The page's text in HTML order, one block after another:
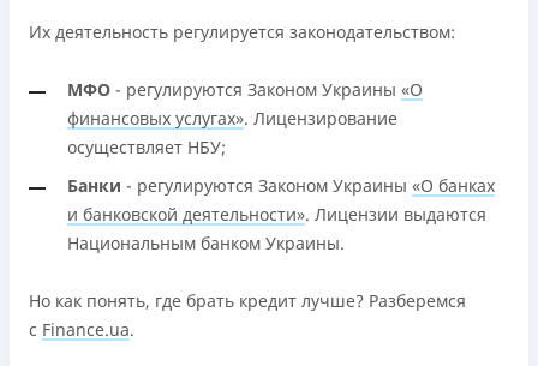
Их деятельность регулируется законодательством:
МФО - регулируются Законом Украины «О
финансовых услугах». Лицензирование
осуществляет НБУ;
Банки - регулируются Законом Украины «О банках
и банковской деятельности». Лицензии выдаются
Национальным банком Украины.
Но как понять, где брать кредит лучше? Разберемся
с Finance.ua.